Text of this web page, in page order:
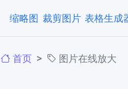
缩略图 裁剪图片 表格生成
首页 图片在线放大